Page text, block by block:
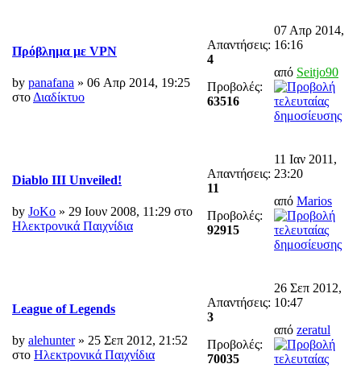
Πρόβλημα με VPN
by panafana » 06 Απρ 2014, 19:25
στοΔιαδίκτυο
Απαντήσεις:
4
Προβολές:
63516
07 Απρ 2014,
16:16
από Seitjo90
Diablo III Unveiled!
by JoKo » 29 Ιουν 2008, 11:29 στο
Ηλεκτρονικά Παιχνίδια
Απαντήσεις:
11
Προβολές:
92915
11 Ιαν 2011,
23:20
από Marios
League of Legends
by alehunter» 25 Σεπ 2012, 21:52
στο Ηλεκτρονικά Παιχνίδια
Απαντήσεις:
3
Προβολές:
70035
26 Σεπ 2012,
10:47
από zeratul